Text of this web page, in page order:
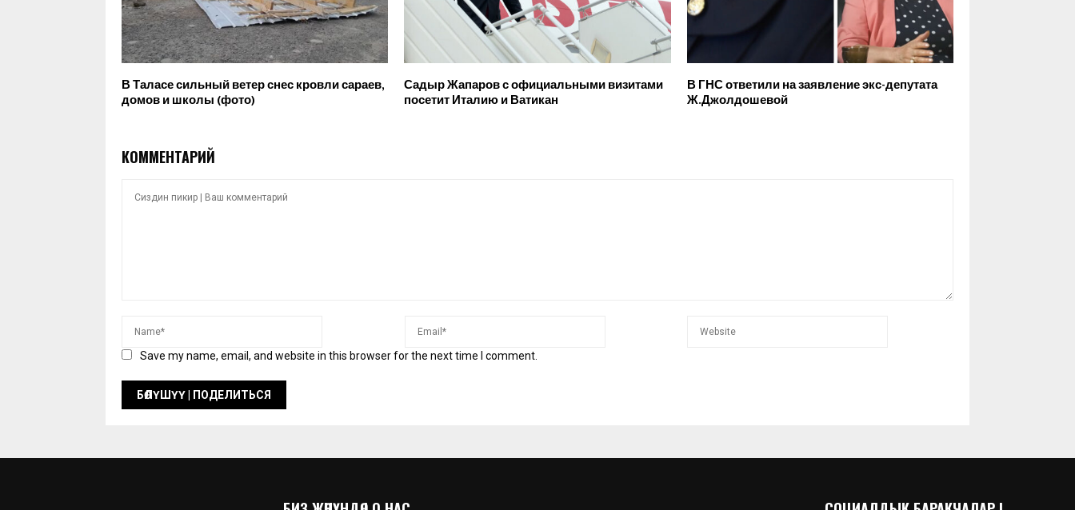
В Таласе сильный ветер снес кровли сараев,
домов и школы (фото)
Садыр Жапаров с официальными визитами
посетит Италию и Ватикан
В ГНС ответили на заявление экс-депутата
Ж.Джолдошевой
КОММЕНТАРИЙ
Save my name, email, and website in this browser for the next time I comment.